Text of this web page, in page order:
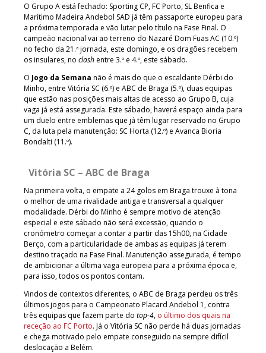
O Grupo A está fechado: Sporting CP, FC Porto, SL Benfica e
Marítimo Madeira Andebol SAD já têm passaporte europeu para
a próxima temporada e vão lutar pelo título na Fase Final. O
campeão nacional vai ao terreno do Nazaré Dom Fuas AC (10.º)
no fecho da 21.ª jornada, este domingo, e os dragões recebem
os insulares, no clash entre 3.º e 4.º, este sábado.
O Jogo da Semana não é mais do que o escaldante Dérbi do
Minho, entre Vitória SC (6.º) e ABC de Braga (5.º), duas equipas
que estão nas posições mais altas de acesso ao Grupo B, cuja
vaga já está assegurada. Este sábado, haverá espaço ainda para
um duelo entre emblemas que já têm lugar reservado no Grupo
C, da luta pela manutenção: SC Horta (12.º) e Avanca Bioria
Bondalti (11.º).
Vitória SC – ABC de Braga
Na primeira volta, o empate a 24 golos em Braga trouxe à tona
o melhor de uma rivalidade antiga e transversal a qualquer
modalidade. Dérbi do Minho é sempre motivo de atenção
especial e este sábado não será excessão, quando o
cronómetro começar a contar a partir das 15h00, na Cidade
Berço, com a particularidade de ambas as equipas já terem
destino traçado na Fase Final. Manutenção assegurada, é tempo
de ambicionar a última vaga europeia para a próxima época e,
para isso, todos os pontos contam.
Vindos de contextos diferentes, o ABC de Braga perdeu os três
últimos jogos para o Campeonato Placard Andebol 1, contra
três equipas que fazem parte do top-4, o último dos quais na
receção ao FC Porto. Já o Vitória SC não perde há duas jornadas
e chega motivado pelo empate conseguido na sempre difícil
deslocação a Belém.